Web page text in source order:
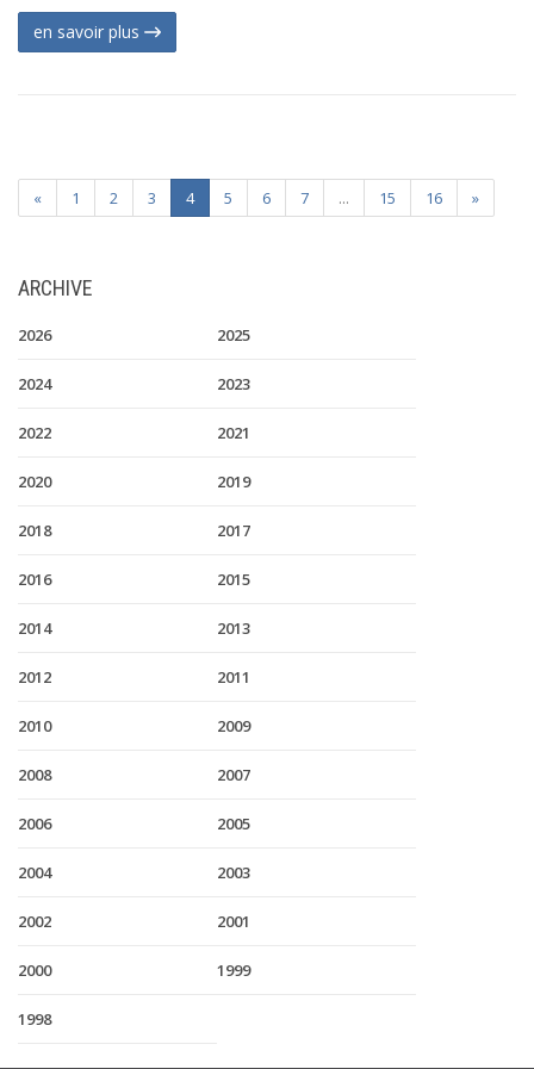
en savoir plus
« 1 2 3 4 5 6 7 ... 15 16 »
ARCHIVE
2026 2025
2024 2023
2022 2021
2020 2019
2018 2017
2016 2015
2014 2013
2012 2011
2010 2009
2008 2007
2006 2005
2004 2003
2002 2001
2000 1999
1998